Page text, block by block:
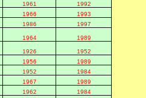
1961
1992
1966
1993
1986
1997
1964
1989
1926
1952
1956
1989
1952
1984
1967
1989
1962
1984